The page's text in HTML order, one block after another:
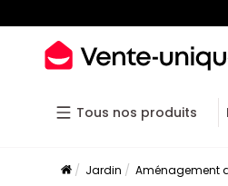
Tous nos produits
Jardin Aménagement